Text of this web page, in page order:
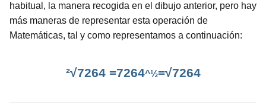
habitual, la manera recogida en el dibujo anterior, pero hay
más maneras de representar esta operación de
Matemáticas, tal y como representamos a continuación:
²√7264 =7264^½=√7264